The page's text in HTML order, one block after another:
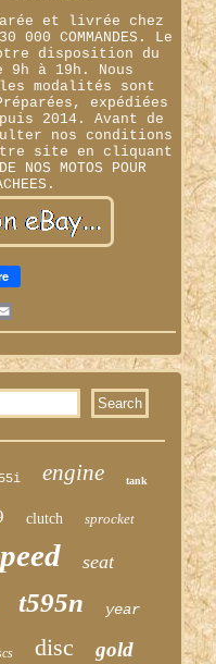
et livrée chez
COMMANDES. Le
disposition du
à 19h. Nous
modalités sont
expédiées
2014. Avant de
nos conditions
site en cliquant
NOS MOTOS POUR
engine tank
clutch sprocket
seat
t595n year
disc gold